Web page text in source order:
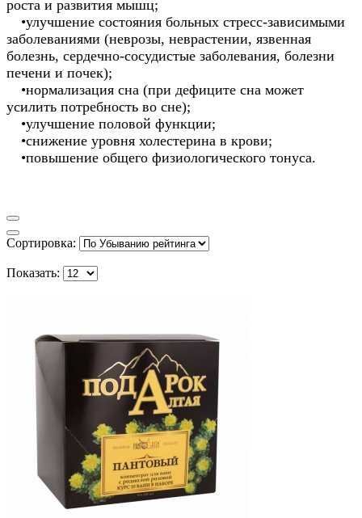
роста и развития мышц;
•улучшение состояния больныхстресс-зависимыми
заболеваниями (неврозы, неврастении, язвенная
болезнь, сердечно-сосудистые заболевания, болезни
печени и почек);
•нормализация сна (при дефиците сна может
усилить потребность во сне);
•улучшение половой функции;
•снижение уровня холестерина в крови;
•повышение общего физиологического тонуса.
Сортировка:
Показать: